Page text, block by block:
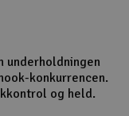
underholdningen
konkurrencen.
og held.